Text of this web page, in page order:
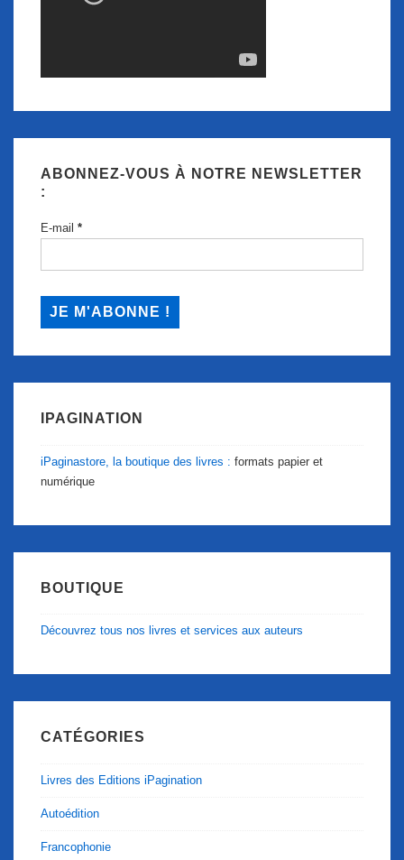
ABONNEZ-VOUS À NOTRE NEWSLETTER
:
E-mail *
IPAGINATION
iPaginastore, la boutique des livres : formats papier et
numérique
BOUTIQUE
Découvrez tous nos livres et services aux auteurs
CATÉGORIES
Livres des Editions iPagination
Autoédition
Francophonie